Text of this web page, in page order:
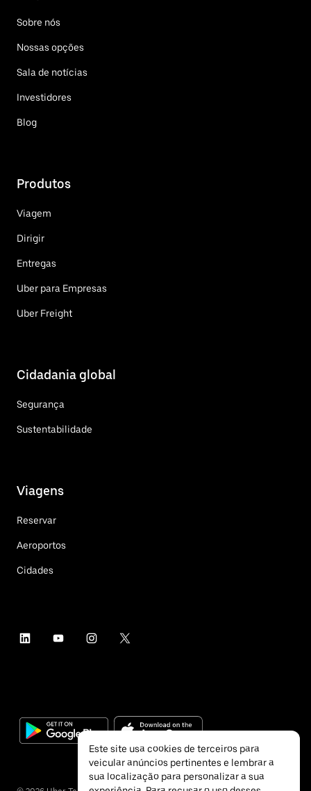
Sobre nós
Nossas opções
Sala de notícias
Investidores
Blog
Produtos
Viagem
Dirigir
Entregas
Uber para Empresas
Uber Freight
Cidadania global
Segurança
Sustentabilidade
Viagens
Reservar
Aeroportos
Cidades
Este site usa cookies de terceiros para
veicular anúncios pertinentes e lembrar a
sua localização para personalizar a sua